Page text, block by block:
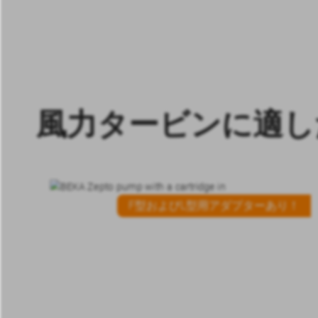
風力タービンに適
F型およびL型用アダプターあり！